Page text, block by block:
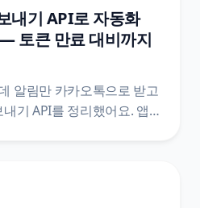
거로 정리했어요.
내기 API로 자동화
토큰 만료 대비까지
알림만 카카오톡으로 받고
기 API를 정리했어요. 앱
서 기준으로 담았습니다.